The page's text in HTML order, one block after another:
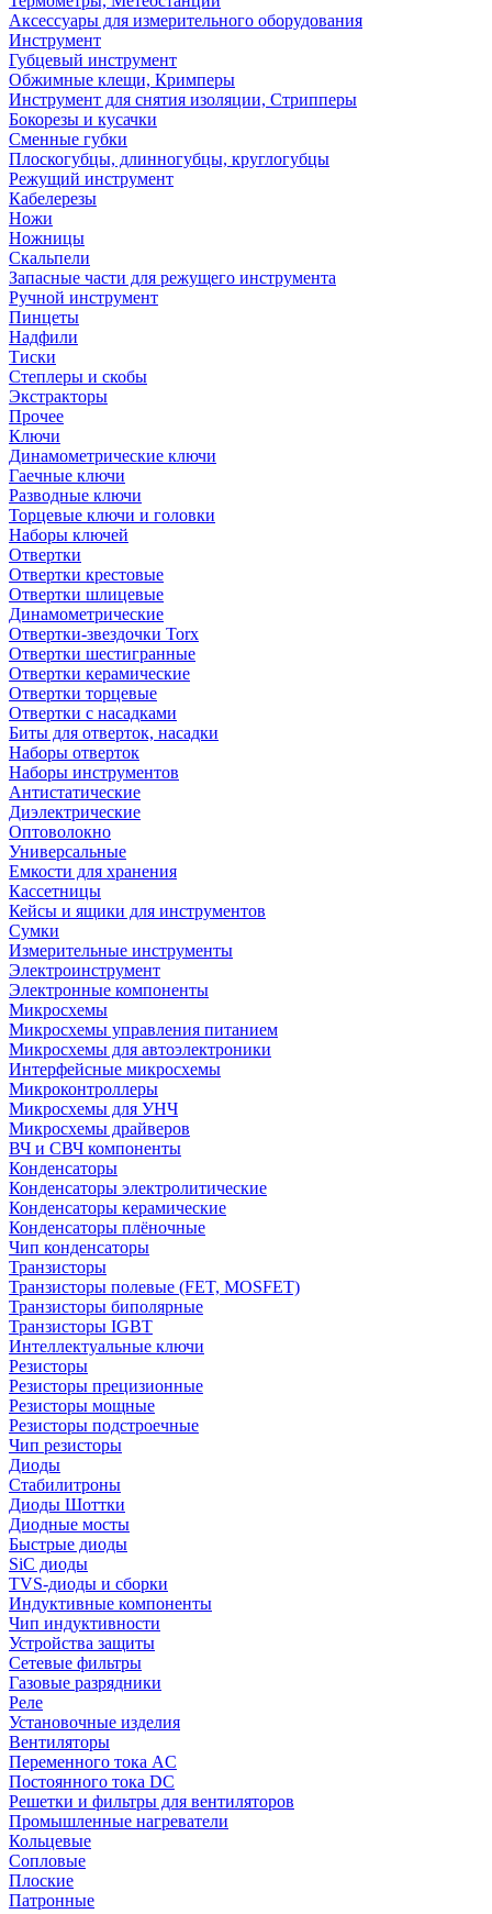
Аксессуары для измерительного оборудования
Инструмент
Губцевый инструмент
Обжимные клещи, Кримперы
Инструмент для снятия изоляции, Стрипперы
Бокорезы и кусачки
Сменные губки
Плоскогубцы, длинногубцы, круглогубцы
Режущий инструмент
Кабелерезы
Ножи
Ножницы
Скальпели
Запасные части для режущего инструмента
Ручной инструмент
Пинцеты
Надфили
Тиски
Степлеры и скобы
Экстракторы
Прочее
Ключи
Динамометрические ключи
Гаечные ключи
Разводные ключи
Торцевые ключи и головки
Наборы ключей
Отвертки
Отвертки крестовые
Отвертки шлицевые
Динамометрические
Отвертки-звездочки Torx
Отвертки шестигранные
Отвертки керамические
Отвертки торцевые
Отвертки с насадками
Биты для отверток, насадки
Наборы отверток
Наборы инструментов
Антистатические
Диэлектрические
Оптоволокно
Универсальные
Емкости для хранения
Кассетницы
Кейсы и ящики для инструментов
Сумки
Измерительные инструменты
Электроинструмент
Электронные компоненты
Микросхемы
Микросхемы управления питанием
Микросхемы для автоэлектроники
Интерфейсные микросхемы
Микроконтроллеры
Микросхемы для УНЧ
Микросхемы драйверов
ВЧ и СВЧ компоненты
Конденсаторы
Конденсаторы электролитические
Конденсаторы керамические
Конденсаторы плёночные
Чип конденсаторы
Транзисторы
Транзисторы полевые (FET, MOSFET)
Транзисторы биполярные
Транзисторы IGBT
Интеллектуальные ключи
Резисторы
Резисторы прецизионные
Резисторы мощные
Резисторы подстроечные
Чип резисторы
Диоды
Стабилитроны
Диоды Шоттки
Диодные мосты
Быстрые диоды
SiC диоды
TVS-диоды и сборки
Индуктивные компоненты
Чип индуктивности
Устройства защиты
Сетевые фильтры
Газовые разрядники
Реле
Установочные изделия
Вентиляторы
Переменного тока AC
Постоянного тока DC
Решетки и фильтры для вентиляторов
Промышленные нагреватели
Кольцевые
Сопловые
Плоские
Патронные